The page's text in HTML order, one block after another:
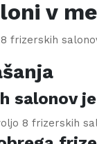
v
8 frizerskih
salonov
8 frizerskih